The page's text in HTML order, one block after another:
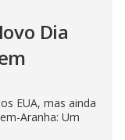
Dia
EUA, mas ainda
Aranha: Um